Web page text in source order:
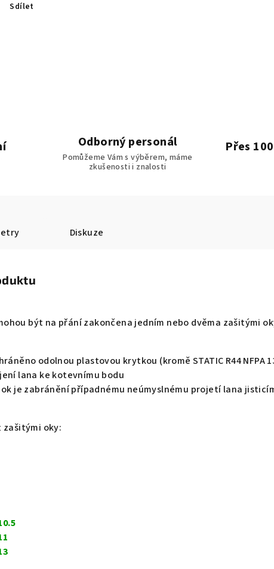
Sdílet
Odborný personál
Pomůžeme Vám s výběrem, máme
zkušenosti i znalosti
Přes
Diskuze
být na přání zakončena jedním nebo dvěma zašitými
odolnou plastovou krytkou (kromě STATIC R44 NFPA
lana ke kotevnímu bodu
je zabránění případnému neúmyslnému projetí lana
oky: